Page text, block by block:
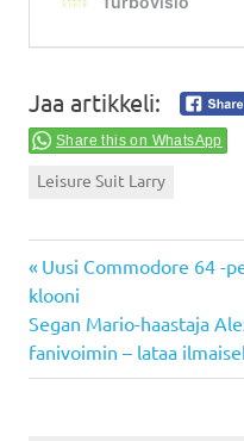
Jaa artikkeli:
Share this on WhatsApp
Leisure Suit Larry
Artikkelien
selaus
Previous
Post:
Uusi Commodore 64 -
klooni
Next
Post:
Segan Mario-haastaja
fanivoimin – lataa